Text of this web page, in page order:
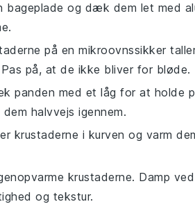
bageplade og dæk dem let med
på en mikroovnssikker
på, at de ikke bliver for bløde.
panden med et låg for at holde
halvvejs igennem.
krustaderne i kurven og varm
krustaderne. Damp
og tekstur.